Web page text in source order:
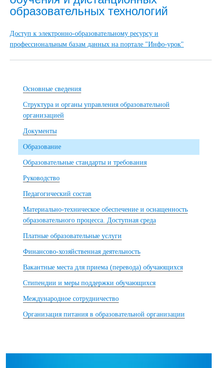
образовательных технологий
Доступ к электронно-образовательному ресурсу и
профессиональным базам данных на портале "Инфо-урок"
Основные сведения
Структура и органы управления образовательной
организацией
Документы
Образование
Образовательные стандарты и требования
Руководство
Педагогический состав
Материально-техническое обеспечение и оснащенность
образовательного процесса. Доступная среда
Платные образовательные услуги
Финансово-хозяйственная деятельность
Вакантные места для приема (перевода) обучающихся
Стипендии и меры поддержки обучающихся
Международное сотрудничество
Организация питания в образовательной организации